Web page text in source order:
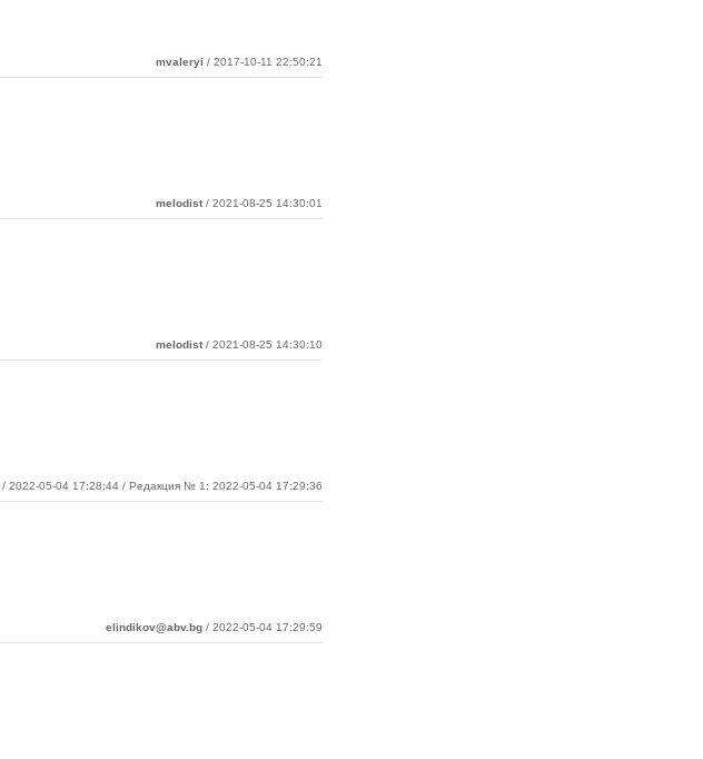
mvaleryi / 2017-10-11 22:50:21
melodist / 2021-08-25 14:30:01
melodist / 2021-08-25 14:30:10
/ 2022-05-04 17:28:44 / Редакция № 1: 2022-05-04 17:29:36
elindikov@abv.bg / 2022-05-04 17:29:59